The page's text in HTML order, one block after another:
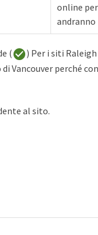
online
andranno
(
) Per i siti Raleigh
Vancouver perché
al sito.